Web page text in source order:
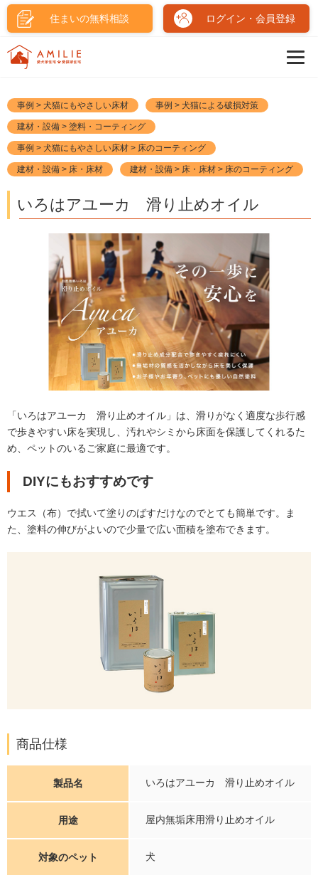
住まいの無料相談 ログイン・会員登録
事例 > 犬猫にもやさしい床材 事例 > 犬猫による破損対策
建材・設備 > 塗料・コーティング
事例 > 犬猫にもやさしい床材 > 床のコーティング
建材・設備 > 床・床材 建材・設備 > 床・床材 > 床のコーティング
いろはアユーカ 滑り止めオイル
「いろはアユーカ 滑り止めオイル」は、滑りがなく適度な歩行感
で歩きやすい床を実現し、汚れやシミから床面を保護してくれるた
め、ペットのいるご家庭に最適です。
DIYにもおすすめです
ウエス（布）で拭いて塗りのばすだけなのでとても簡単です。ま
た、塗料の伸びがよいので少量で広い面積を塗布できます。
商品仕様
製品名 いろはアユーカ 滑り止めオイル
用途 屋内無垢床用滑り止めオイル
対象のペット 犬